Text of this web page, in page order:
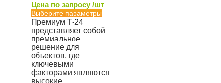
Цена по запросу /шт
Выберите параметры
Премиум Т-24
представляет собой
премиальное
решение для
объектов, где
ключевыми
факторами являются
высокие